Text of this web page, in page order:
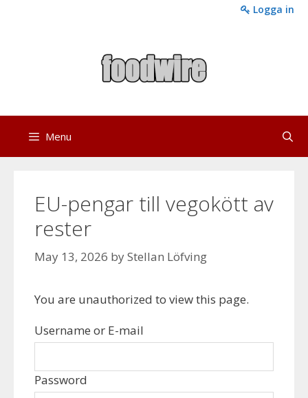
Logga in
Menu
EU-pengar till vegokött av
rester
May 13, 2026 byStellan Löfving
You are unauthorized to view this page.
Username or E-mail
Password